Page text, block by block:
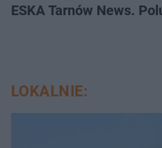
ESKA Tarnów News.
LOKALNIE: